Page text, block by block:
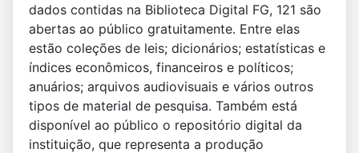
dados contidas na Biblioteca Digital FG, 121 são
abertas ao público gratuitamente. Entre elas
estão coleções de leis; dicionários; estatísticas e
índices econômicos, financeiros e políticos;
anuários; arquivos audiovisuais e vários outros
tipos de material de pesquisa. Também está
disponível ao público o repositório digital da
instituição, que representa a produção